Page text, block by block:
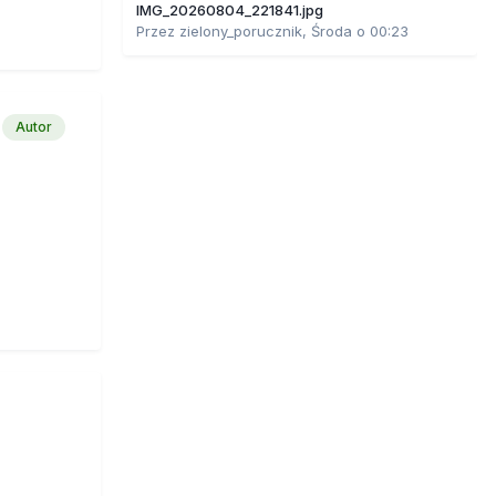
Autor
IMG_20260804_221841.jpg
Przez zielony_porucznik, Środa o 00:23